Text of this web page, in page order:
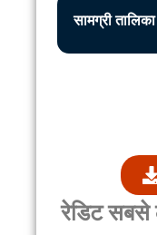
सामग्री तालिका
रेडिटसबसे